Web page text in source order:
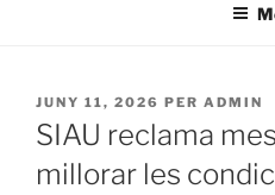
PUBLICAT
A
JUNY 11, 2026 PER ADMIN
SIAU reclama
millorar les